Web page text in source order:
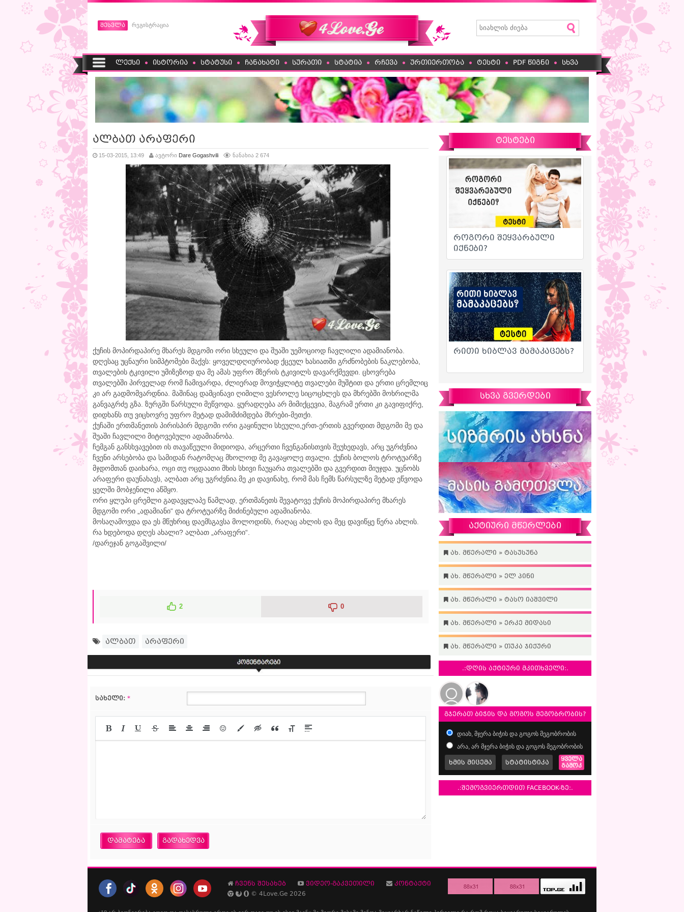
შესვლა რეგისტრაცია
ლექსი ისტორია სტატუსი ჩანახატი სურათი სტატია რჩევა ურთიერთობა ტესტი PDF წიგნი სხვა
ალბათ არაფერი
15-03-2015, 13:49 ავტორი Dare Gogashvili ნანახია 2 674
ქუჩის მოპირდაპირე მხარეს მდგომი ორი სხეული და შუაში უემოციოდ ჩავლილი ადამიანობა.
დღესაც უცნაური სიმპტომები მაქვს: ყოველდღიურობად ქცეულ ხასიათში გრძნობების ნაკლებობა,
თვალების ტკივილი უმიზეზოდ და მე ამას უფრო მზერის ტკივილს დავარქმევდი. ცხოვრება
თვალებში პირველად რომ ჩამივარდა, ძლიერად მოვიჭყლიტე თვალები მუშტით და ერთი ცრემლიც
კი არ გადმომვარდნია. მაშინაც დამცინავი ღიმილი ვესროლე სიცოცხლეს და მხრებში მოხრილმა
განვაგრძე გზა. ზურგში წარსული მეწვოდა. ყურადღება არ მიმიქცევია, მაგრამ ერთი კი გავიფიქრე,
დიდხანს თუ ვიცხოვრე უფრო მეტად დამიმძიმდება მხრები-მეთქი.
ქუჩაში ერთმანეთის პირისპირ მდგომი ორი გაყინული სხეული,ერთ-ერთის გვერდით მდგომი მე და
შუაში ჩავლილი მიტოვებული ადამიანობა.
ჩემგან განსხვავებით ის თავაწეული მიდიოდა, არცერთი ჩვენგანისთვის შეუხედავს, არც უგრძვნია
ჩვენი არსებობა და სამიდან რატომღაც მხოლოდ მე გავაყოლე თვალი. ქუჩის ბოლოს ტროტუარზე
მჯდომთან დაიხარა, ოცი თუ ოცდაათი მხის სხივი ჩაუყარა თვალებში და გვერდით მიუჯდა. უცნობს
არაფერი დაუნახავს, ალბათ არც უგრძვნია.მე კი დავინახე, რომ მას ჩემს წარსულზე მეტად ეწვოდა
ყელში მობჯენილი აწმყო.
ორი ყლუპი ცრემლი გადავყლაპე წამლად, ერთმანეთს შევატოვე ქუჩის მოპირდაპირე მხარეს
მდგომი ორი „ადამიანი“ და ტროტუარზე მიძინებული ადამიანობა.
მოსაღამოვდა და ეს მწუხრიც დაემსგავსა მოლოდინს, რაღაც ახლის და მეც დავიწყე წერა ახლის.
რა ხდებოდა დღეს ახალი? ალბათ „არაფერი“.
/დარეჯან გოგაშვილი/
2 0
ალბათ არაფერი
სახელი: *
დამატება გადახედვა
ტესტები
სხვა გვერდები
აქტიური მწერლები
ახ. მწერალი » ტასუსუნა
ახ. მწერალი » ელ პინი
ახ. მწერალი » ტასო იაშვილი
ახ. მწერალი » ერკე მიდასი
ახ. მწერალი » თუკა ჯიქური
.:დღის აქტიური მკითხველი:.
გჯერათ ბიჭის და გოგოს მეგობრობის?
დიახ, მჯერა ბიჭის და გოგოს მეგობრობის
არა, არ მჯერა ბიჭის და გოგოს მეგობრობის
ხმის მიცემა სტატისტიკა
ყველა
გამოკ
.:შემოგვიერთდით FACEBOOK-ზე:.
ჩვენს შესახებ ვიდეო-გაკვეთილი
კონტაქტი
© 4Love.Ge 2026